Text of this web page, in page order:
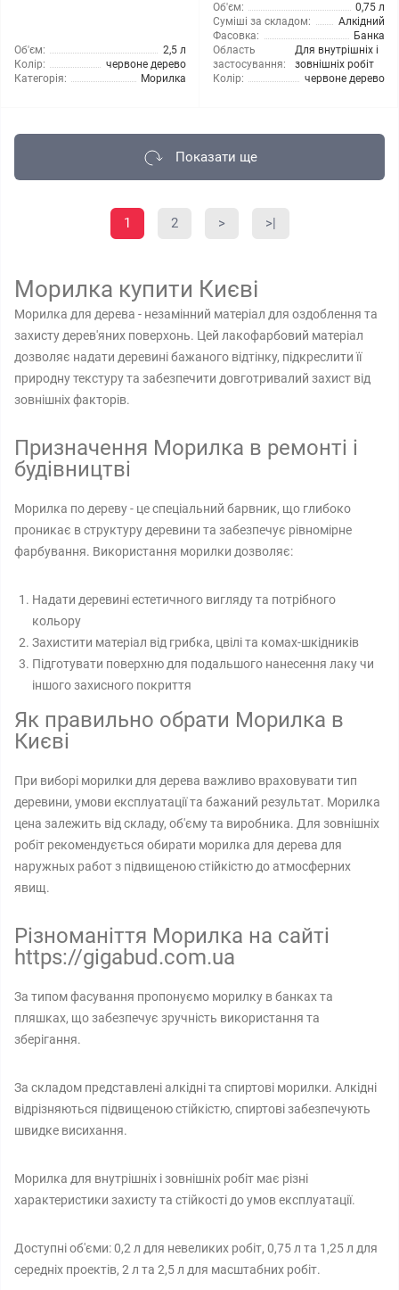
Об'єм:
2,5 л
Колір:
червоне дерево
Категорія:
Морилка
Об'єм:
0,75 л
Суміші за складом:
Алкідний
Фасовка:
Банка
Область
застосування:
Для внутрішніх і
зовнішніх робіт
Колір:
червоне дерево
Показати ще
1 2 > >|
Морилка купити Києві
Морилка для дерева - незамінний матеріал для оздоблення та
захисту дерев'яних поверхонь. Цей лакофарбовий матеріал
дозволяє надати деревині бажаного відтінку, підкреслити її
природну текстуру та забезпечити довготривалий захист від
зовнішніх факторів.
Призначення Морилка в ремонті і
будівництві
Морилка по дереву - це спеціальний барвник, що глибоко
проникає в структуру деревини та забезпечує рівномірне
фарбування. Використання морилки дозволяє:
Надати деревині естетичного вигляду та потрібного
кольору
Захистити матеріал від грибка, цвілі та комах-шкідників
Підготувати поверхню для подальшого нанесення лаку чи
іншого захисного покриття
Як правильно обрати Морилка в
Києві
При виборі морилки для дерева важливо враховувати тип
деревини, умови експлуатації та бажаний результат. Морилка
цена залежить від складу, об'єму та виробника. Для зовнішніх
робіт рекомендується обирати морилка для дерева для
наружных работ з підвищеною стійкістю до атмосферних
явищ.
Різноманіття Морилка на сайті
https://gigabud.com.ua
За типом фасування пропонуємо морилку в банках та
пляшках, що забезпечує зручність використання та
зберігання.
За складом представлені алкідні та спиртові морилки. Алкідні
відрізняються підвищеною стійкістю, спиртові забезпечують
швидке висихання.
Морилка для внутрішніх і зовнішніх робіт має різні
характеристики захисту та стійкості до умов експлуатації.
Доступні об'єми: 0,2 л для невеликих робіт, 0,75 л та 1,25 л для
середніх проектів, 2 л та 2,5 л для масштабних робіт.